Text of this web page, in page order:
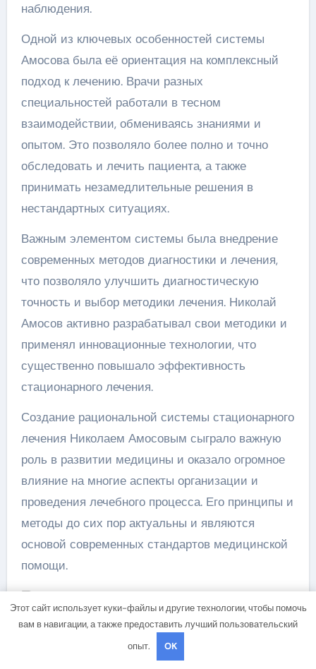
наблюдения.
Одной из ключевых особенностей системы
Амосова была её ориентация на комплексный
подход к лечению. Врачи разных
специальностей работали в тесном
взаимодействии, обмениваясь знаниями и
опытом. Это позволяло более полно и точно
обследовать и лечить пациента, а также
принимать незамедлительные решения в
нестандартных ситуациях.
Важным элементом системы была внедрение
современных методов диагностики и лечения,
что позволяло улучшить диагностическую
точность и выбор методики лечения. Николай
Амосов активно разрабатывал свои методики и
применял инновационные технологии, что
существенно повышало эффективность
стационарного лечения.
Создание рациональной системы стационарного
лечения Николаем Амосовым сыграло важную
роль в развитии медицины и оказало огромное
влияние на многие аспекты организации и
проведения лечебного процесса. Его принципы и
методы до сих пор актуальны и являются
основой современных стандартов медицинской
помощи.
Вопрос-ответ:
Какие достижения и вклад в
развитие медицины сделал
Этот сайт использует куки-файлы и другие технологии, чтобы помочь
вам в навигации, а также предоставить лучший пользовательский
опыт.
OK